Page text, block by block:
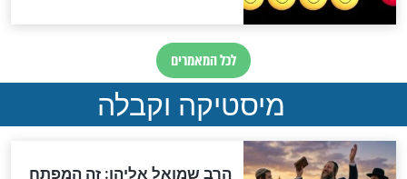
מה יהיה בימות המשיח?